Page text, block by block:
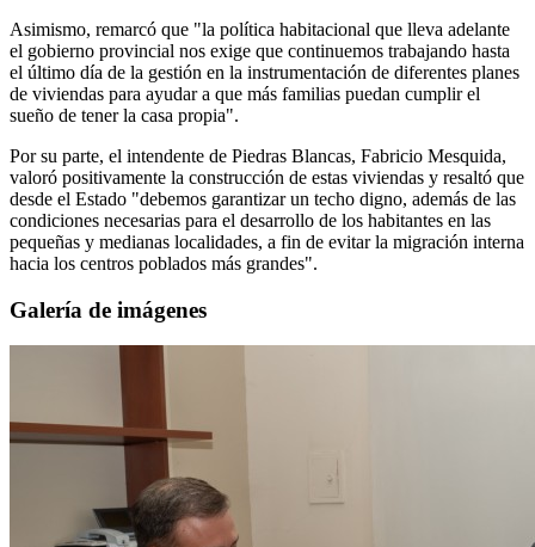
Asimismo, remarcó que "la política habitacional que lleva adelante
el gobierno provincial nos exige que continuemos trabajando hasta
el último día de la gestión en la instrumentación de diferentes planes
de viviendas para ayudar a que más familias puedan cumplir el
sueño de tener la casa propia".
Por su parte, el intendente de Piedras Blancas, Fabricio Mesquida,
valoró positivamente la construcción de estas viviendas y resaltó que
desde el Estado "debemos garantizar un techo digno, además de las
condiciones necesarias para el desarrollo de los habitantes en las
pequeñas y medianas localidades, a fin de evitar la migración interna
hacia los centros poblados más grandes".
Galería de imágenes